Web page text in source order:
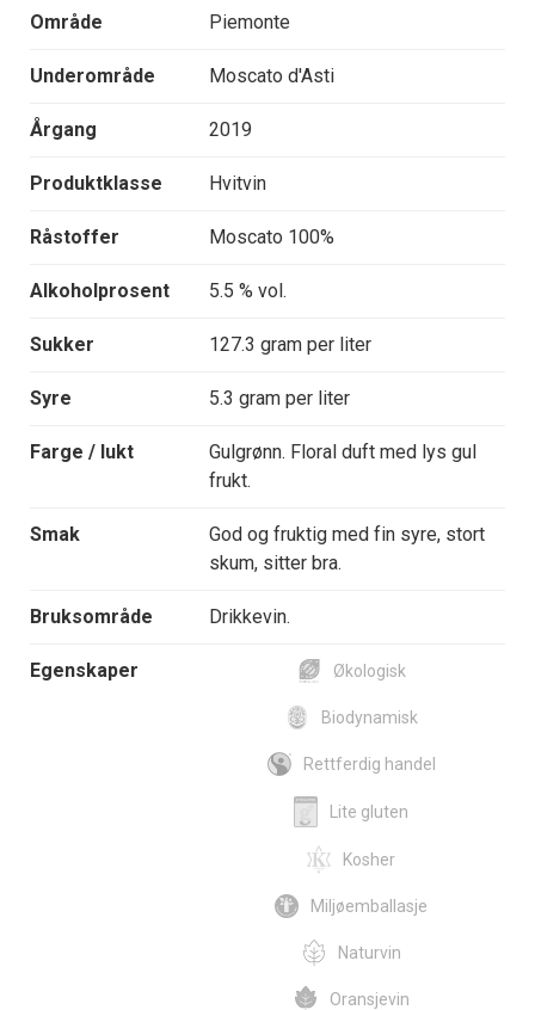
Område Piemonte
Underområde Moscato d'Asti
Årgang 2019
Produktklasse Hvitvin
Råstoffer Moscato 100%
Alkoholprosent 5.5 % vol.
Sukker 127.3 gram per liter
Syre 5.3 gram per liter
Farge / lukt
Gulgrønn. Floral duft med lys gul
frukt.
Smak
God og fruktig med fin syre, stort
skum, sitter bra.
Bruksområde Drikkevin.
Egenskaper Økologisk
Biodynamisk
Rettferdig handel
Lite gluten
Kosher
Miljøemballasje
Naturvin
Oransjevin